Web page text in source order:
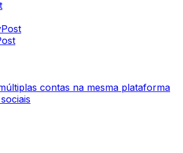
contas na mesma plataforma